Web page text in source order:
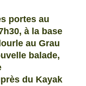
portes au
à la base
au Grau
balade,
du Kayak